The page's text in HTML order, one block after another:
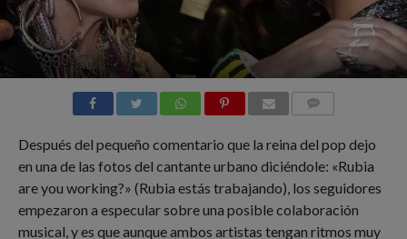
Después del pequeño comentario que la reina del pop dejo
en una de las fotos del cantante urbano diciéndole: «Rubia
are you working?» (Rubia estás trabajando), los seguidores
empezaron a especular sobre una posible colaboración
musical, y es que aunque ambos artistas tengan ritmos muy